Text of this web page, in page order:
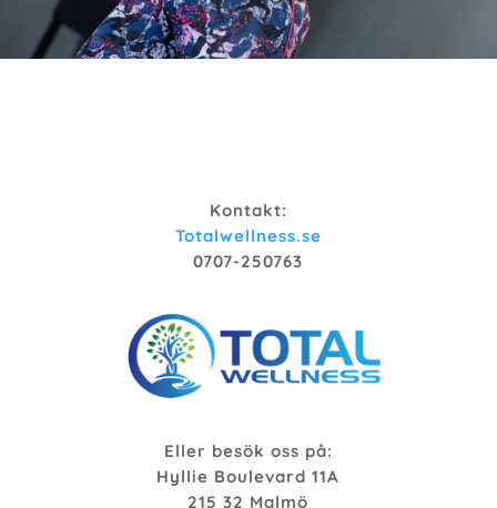
Kontakt:
Totalwellness.se
0707-250763
Eller besök oss på:
Hyllie Boulevard 11A
215 32 Malmö